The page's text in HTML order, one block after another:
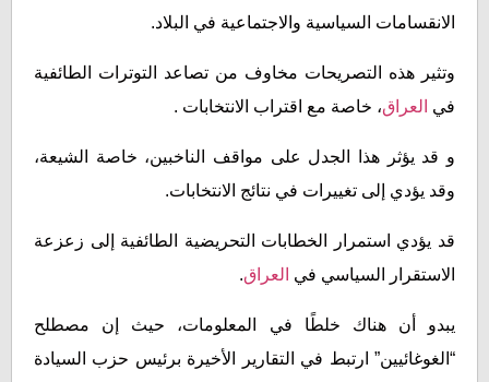
الانقسامات السياسية والاجتماعية في البلاد.
وتثير هذه التصريحات مخاوف من تصاعد التوترات الطائفية
في العراق، خاصة مع اقتراب الانتخابات .
و قد يؤثر هذا الجدل على مواقف الناخبين، خاصة الشيعة،
وقد يؤدي إلى تغييرات في نتائج الانتخابات.
قد يؤدي استمرار الخطابات التحريضية الطائفية إلى زعزعة
الاستقرار السياسي في العراق.
يبدو أن هناك خلطًا في المعلومات، حيث إن مصطلح
“الغوغائيين” ارتبط في التقارير الأخيرة برئيس حزب السيادة